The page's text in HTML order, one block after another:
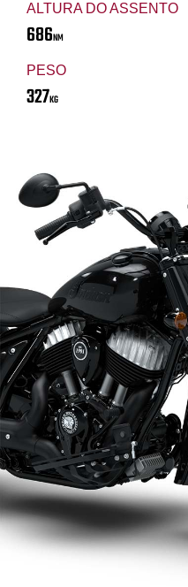
ALTURA DO ASSENTO
686NM
PESO
327KG